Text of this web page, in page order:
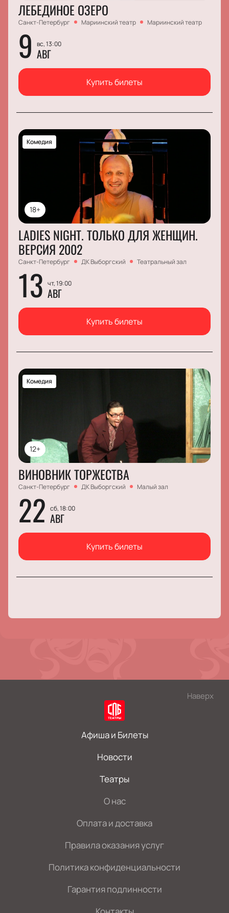
ЛЕБЕДИНОЕ ОЗЕРО
Санкт-Петербург Мариинский театр Мариинский театр
9 вс, 13:00
АВГ
Купить билеты
18+
Комедия
LADIES NIGHT. ТОЛЬКО ДЛЯ ЖЕНЩИН.
ВЕРСИЯ 2002
Санкт-Петербург ДК Выборгский Театральный зал
13 чт, 19:00
АВГ
Купить билеты
12+
Комедия
ВИНОВНИК ТОРЖЕСТВА
Санкт-Петербург ДК Выборгский Малый зал
22 сб, 18:00
АВГ
Купить билеты
Наверх
Афиша и Билеты
Новости
Театры
О нас
Оплата и доставка
Правила оказания услуг
Политика конфиденциальности
Гарантия подлинности